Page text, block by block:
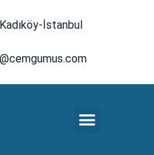
İstanbul